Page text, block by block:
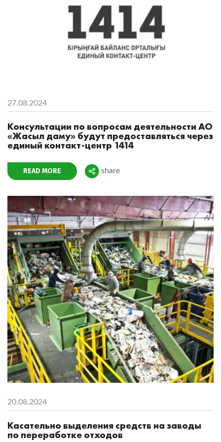
27.08.2024
Консультации по вопросам деятельности АО
«Жасыл даму» будут предоставляться через
единый контакт-центр 1414
READ MORE Поделиться
share
20.08.2024
Касательно выделения средств на заводы
по переработке отходов